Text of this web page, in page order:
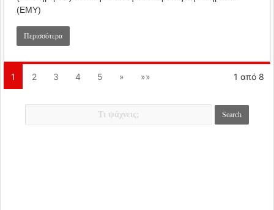
(ΕΜΥ)
Περισσότερα
1 από 8
1 2 3 4 5 » »»